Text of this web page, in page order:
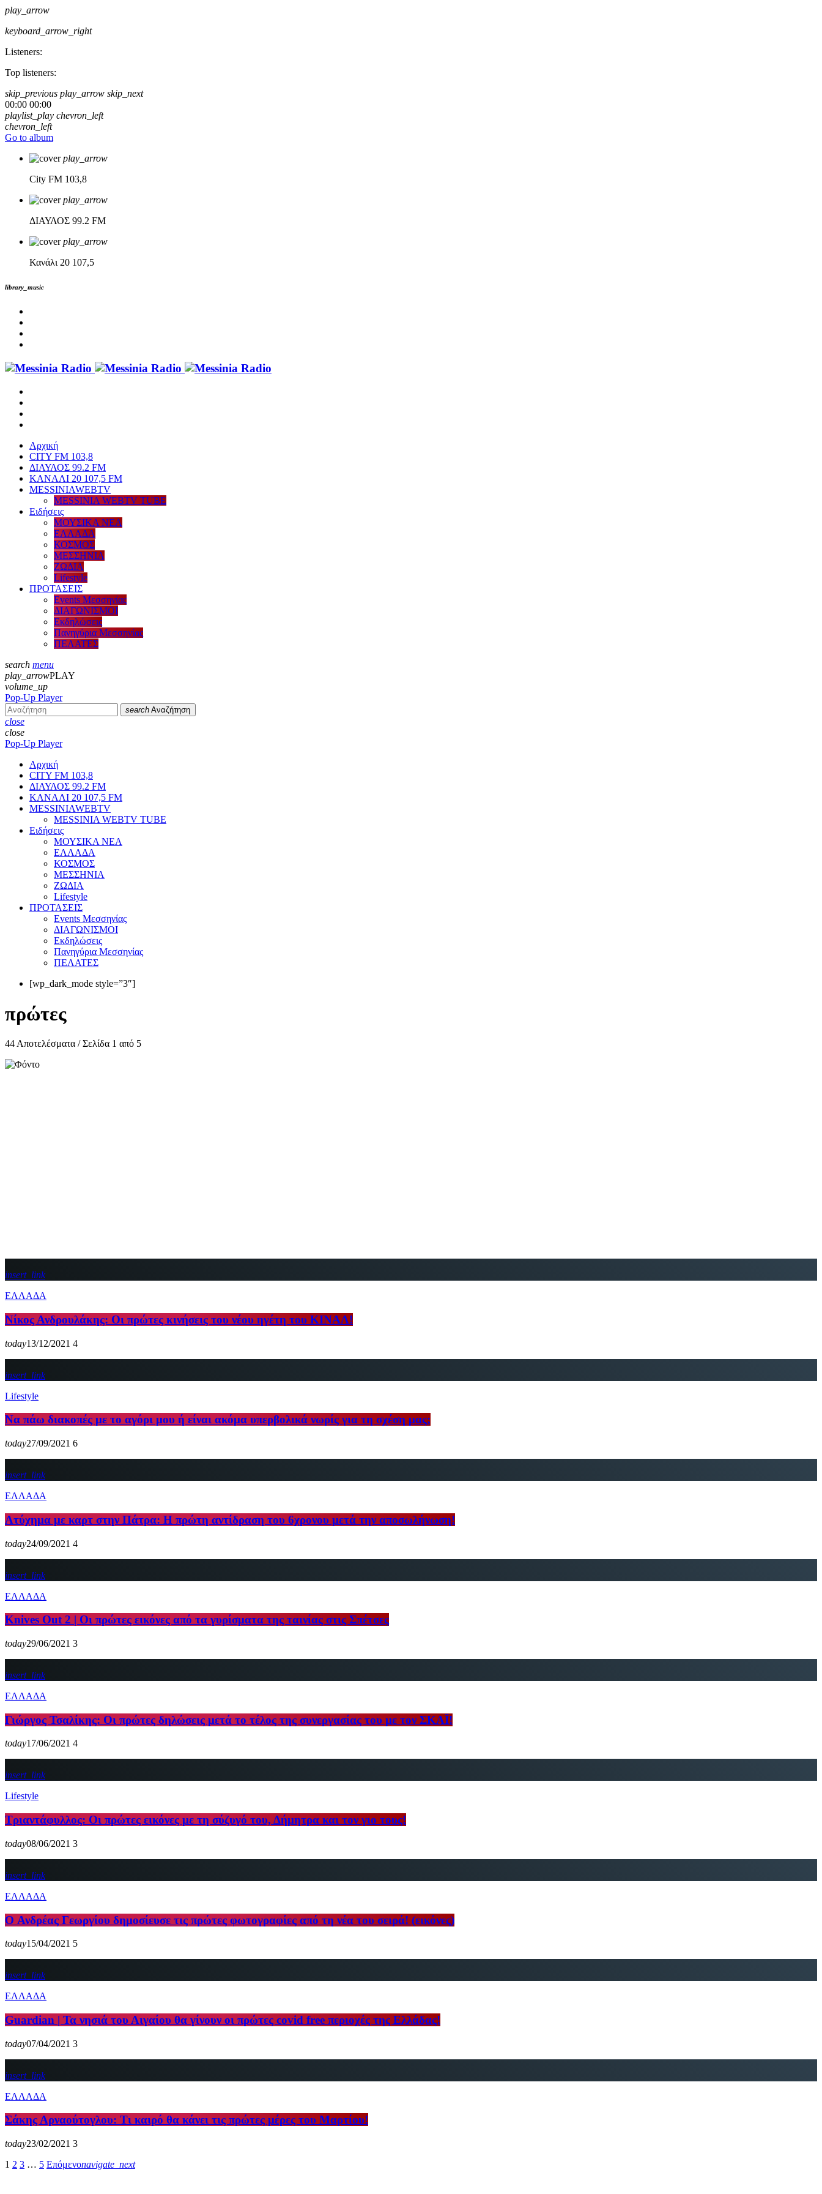
play_arrow
keyboard_arrow_right
Listeners:
Top listeners:
skip_previous play_arrow skip_next
00:00 00:00
playlist_play chevron_left
chevron_left
Go to album
play_arrow
City FM 103,8
play_arrow
ΔΙΑΥΛΟΣ 99.2 FM
play_arrow
Κανάλι 20 107,5
library_music
Αρχική
CITY FM 103,8
ΔΙΑΥΛΟΣ 99.2 FM
ΚΑΝΑΛΙ 20 107,5 FM
MESSINIAWEBTV
MESSINIA WEBTV TUBE
Eιδήσεις
ΜΟΥΣΙΚΑ ΝΕΑ
ΕΛΛΑΔΑ
ΚΟΣΜΟΣ
ΜΕΣΣΗΝΙΑ
ΖΩΔΙΑ
Lifestyle
ΠΡΟΤΑΣΕΙΣ
Events Μεσσηνίας
ΔΙΑΓΩΝΙΣΜΟΙ
Εκδηλώσεις
Πανηγύρια Μεσσηνίας
ΠΕΛΑΤΕΣ
search menu
play_arrowPLAY
volume_up
Pop-Up Player
search Αναζήτηση
close
close
Pop-Up Player
Αρχική
CITY FM 103,8
ΔΙΑΥΛΟΣ 99.2 FM
ΚΑΝΑΛΙ 20 107,5 FM
MESSINIAWEBTV
MESSINIA WEBTV TUBE
Eιδήσεις
ΜΟΥΣΙΚΑ ΝΕΑ
ΕΛΛΑΔΑ
ΚΟΣΜΟΣ
ΜΕΣΣΗΝΙΑ
ΖΩΔΙΑ
Lifestyle
ΠΡΟΤΑΣΕΙΣ
Events Μεσσηνίας
ΔΙΑΓΩΝΙΣΜΟΙ
Εκδηλώσεις
Πανηγύρια Μεσσηνίας
ΠΕΛΑΤΕΣ
[wp_dark_mode style=”3″]
πρώτες
44 Αποτελέσματα / Σελίδα 1 από 5
insert_link
ΕΛΛΑΔΑ
Νίκος Ανδρουλάκης: Οι πρώτες κινήσεις του νέου ηγέτη του ΚΙΝΑΛ!
today13/12/2021 4
insert_link
Lifestyle
Να πάω διακοπές με το αγόρι μου ή είναι ακόμα υπερβολικά νωρίς για τη σχέση μας;
today27/09/2021 6
insert_link
ΕΛΛΑΔΑ
Ατύχημα με καρτ στην Πάτρα: Η πρώτη αντίδραση του 6χρονου μετά την αποσωλήνωση!
today24/09/2021 4
insert_link
ΕΛΛΑΔΑ
Knives Out 2 | Οι πρώτες εικόνες από τα γυρίσματα της ταινίας στις Σπέτσες
today29/06/2021 3
insert_link
ΕΛΛΑΔΑ
Γιώργος Τσαλίκης: Οι πρώτες δηλώσεις μετά το τέλος της συνεργασίας του με τον ΣΚΑΪ!
today17/06/2021 4
insert_link
Lifestyle
Τριαντάφυλλος: Οι πρώτες εικόνες με τη σύζυγό του, Δήμητρα και τον γιο τους!
today08/06/2021 3
insert_link
ΕΛΛΑΔΑ
O Ανδρέας Γεωργίου δημοσίευσε τις πρώτες φωτογραφίες από τη νέα του σειρά! (εικόνες)
today15/04/2021 5
insert_link
ΕΛΛΑΔΑ
Guardian | Τα νησιά του Αιγαίου θα γίνουν οι πρώτες covid free περιοχές της Ελλάδας!
today07/04/2021 3
insert_link
ΕΛΛΑΔΑ
Σάκης Αρναούτογλου: Τι καιρό θα κάνει τις πρώτες μέρες του Μαρτίου!
today23/02/2021 3
1 2 3 … 5 Επόμενοnavigate_next